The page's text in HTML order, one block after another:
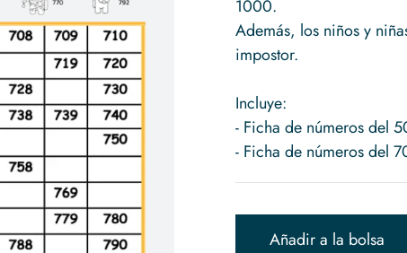
1000.
Además, los niños y
impostor.
Incluye:
- Ficha de números del
- Ficha de números del
Añadir a la bolsa